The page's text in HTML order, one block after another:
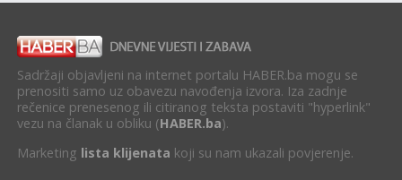
Sadržaji objavljeni na internet portalu HABER.ba mogu se
prenositi samo uz obavezu navođenja izvora. Iza zadnje
rečenice prenesenog ili citiranog teksta postaviti "hyperlink"
vezu na članak u obliku (HABER.ba).
Marketing lista klijenata koji su nam ukazali povjerenje.